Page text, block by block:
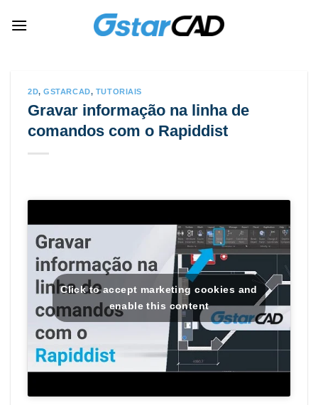
2D,GSTARCAD, TUTORIAIS
Gravar informação na linha de
comandos com o Rapiddist
Click to accept marketing cookies and
enable this content